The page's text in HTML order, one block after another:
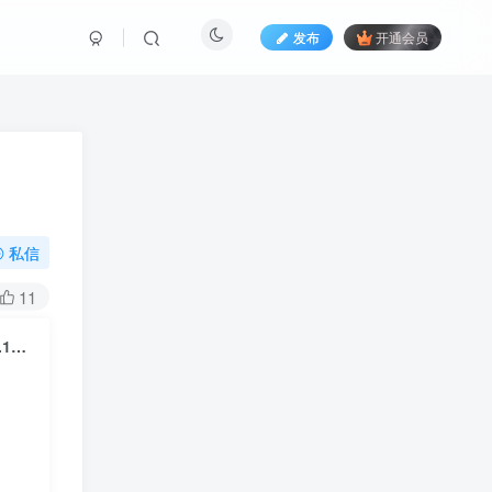
发布 开通会员
私信
11
大比良瑞希 Mizuki Ohira – After All, All Mine -Deluxe Edition- [2025.12.12] [24Bit/48kHz] [Hi-Res Flac 751MB]